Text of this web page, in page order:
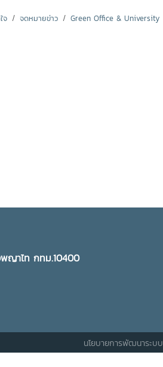
จ จดหมายข่าว
Green Office & University
พญาไท กทม.10400
นโยบายการพัฒนาระบบ